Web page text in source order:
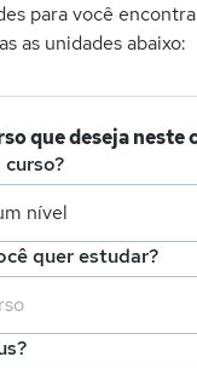
para você
as unidades abaixo:
que deseja neste
quer estudar?